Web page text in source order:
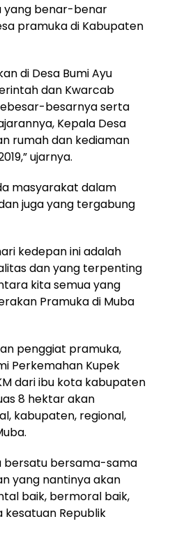
yang benar-benar
pramuka di Kabupaten
di Desa Bumi Ayu
dan Kwarcab
besarnya serta
Kepala Desa
rumah dan kediaman
ujarnya.
masyarakat dalam
juga yang tergabung
kedepan ini adalah
dan yang terpenting
kita semua yang
Pramuka di Muba
penggiat pramuka,
Perkemahan Kupek
dari ibu kota kabupaten
8 hektar akan
kabupaten, regional,
bersatu bersama-sama
yang nantinya akan
baik, bermoral baik,
Republik